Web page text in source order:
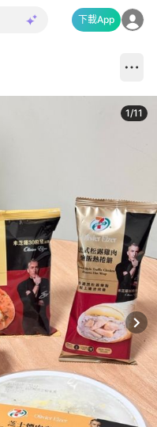
下載App
1/11